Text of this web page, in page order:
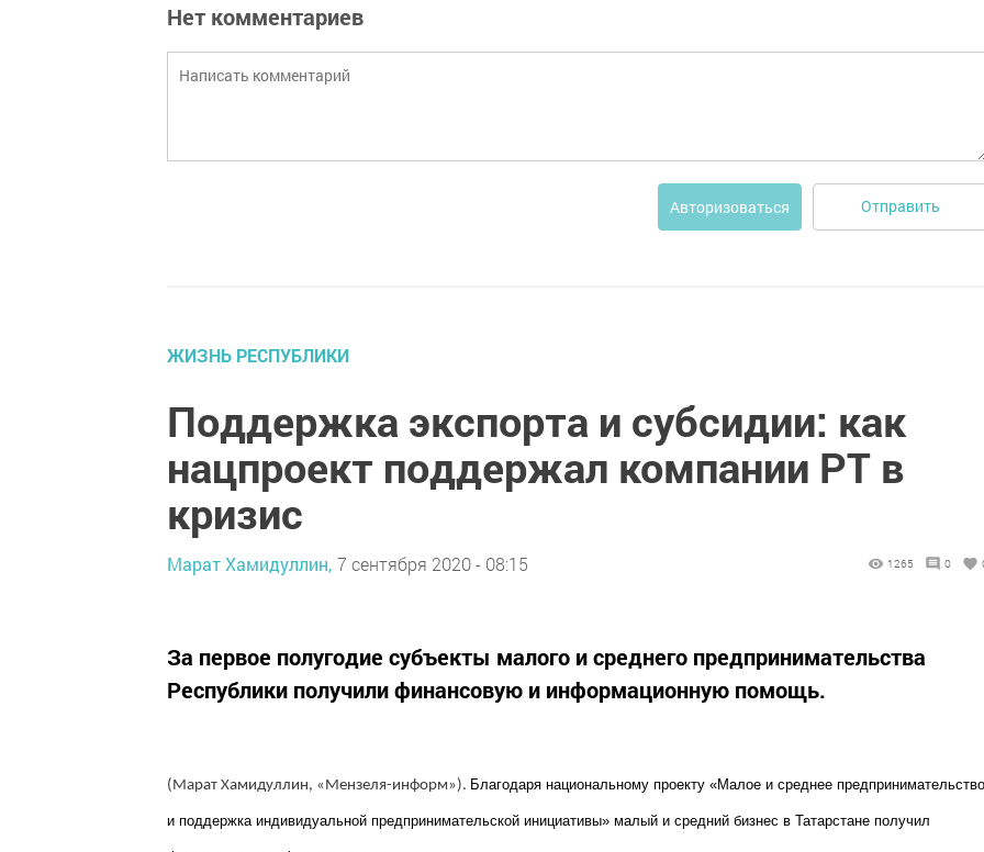
Нет комментариев
Авторизоваться Отправить
ЖИЗНЬ РЕСПУБЛИКИ
Поддержка экспорта и субсидии: как
нацпроект поддержал компании РТ в
кризис
Марат Хамидуллин, 7 сентября 2020 - 08:15 1265 0
За первое полугодие субъекты малого и среднего предпринимательства
Республики получили финансовую и информационную помощь.
(Марат Хамидуллин, «Мензеля-информ»). Благодаря национальному проекту «Малое и среднее предпринимательство
и поддержка индивидуальной предпринимательской инициативы» малый и средний бизнес в Татарстане получил